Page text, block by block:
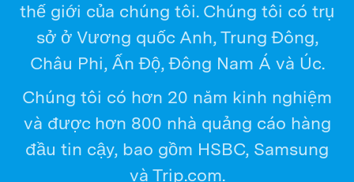
thế giới của chúng tôi. Chúng tôi có trụ
sở ở Vương quốc Anh, Trung Đông,
Châu Phi, Ấn Độ, Đông Nam Á và Úc.
Chúng tôi có hơn 20 năm kinh nghiệm
và được hơn 800 nhà quảng cáo hàng
đầu tin cậy, bao gồm HSBC, Samsung
và Trip.com.